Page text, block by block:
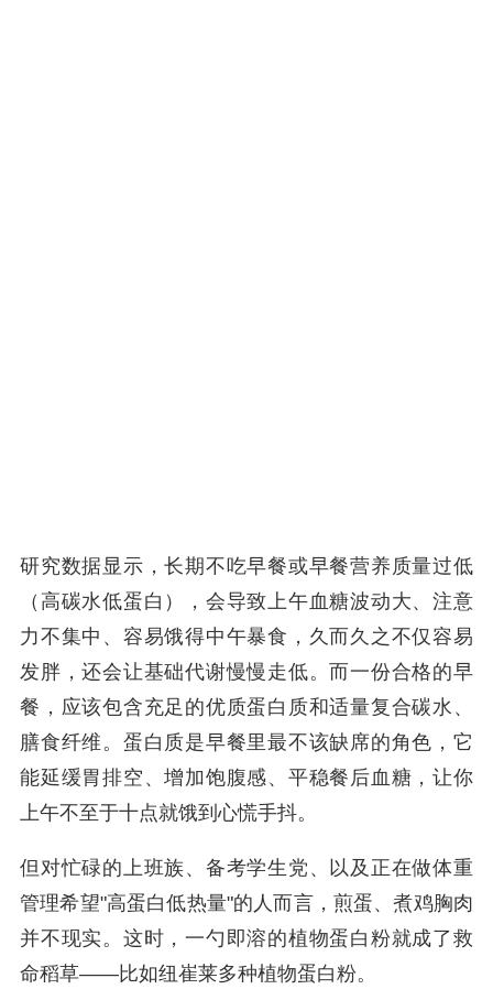
研究数据显示，长期不吃早餐或早餐营养质量过低
（高碳水低蛋白），会导致上午血糖波动大、注意
力不集中、容易饿得中午暴食，久而久之不仅容易
发胖，还会让基础代谢慢慢走低。而一份合格的早
餐，应该包含充足的优质蛋白质和适量复合碳水、
膳食纤维。蛋白质是早餐里最不该缺席的角色，它
能延缓胃排空、增加饱腹感、平稳餐后血糖，让你
上午不至于十点就饿到心慌手抖。
但对忙碌的上班族、备考学生党、以及正在做体重
管理希望"高蛋白低热量"的人而言，煎蛋、煮鸡胸肉
并不现实。这时，一勺即溶的植物蛋白粉就成了救
命稻草——比如纽崔莱多种植物蛋白粉。